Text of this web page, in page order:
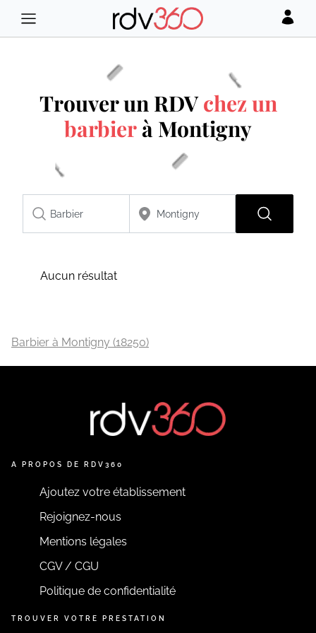
Trouver un RDVchez un
barbierà Montigny
Aucun résultat
Barbier à Montigny (18250)
A PROPOS DE RDV360
Ajoutez votre établissement
Rejoignez-nous
Mentions légales
CGV / CGU
Politique de confidentialité
TROUVER VOTRE PRESTATION